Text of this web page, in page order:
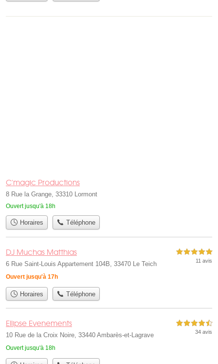
C'magic Productions
8 Rue la Grange, 33310 Lormont
Ouvert jusqu'à 18h
Horaires Téléphone
DJ Muchas Matthias
6 Rue Saint-Louis Appartement 104B, 33470 Le Teich
Ouvert jusqu'à 17h
5,0 étoiles sur 5
11 avis
Horaires Téléphone
Ellipse Evenements
10 Rue de la Croix Noire, 33440 Ambarès-et-Lagrave
Ouvert jusqu'à 18h
4,5 étoiles sur 5
34 avis